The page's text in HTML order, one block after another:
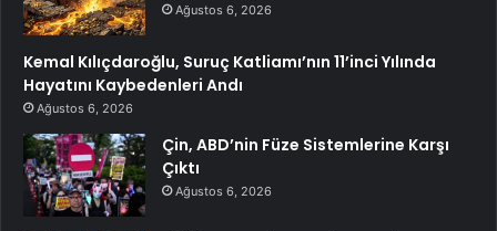
Ağustos 6, 2026
Kemal Kılıçdaroğlu, Suruç Katliamı’nın 11’inci Yılında
Hayatını Kaybedenleri Andı
Ağustos 6, 2026
Çin, ABD’nin Füze Sistemlerine Karşı
Çıktı
Ağustos 6, 2026